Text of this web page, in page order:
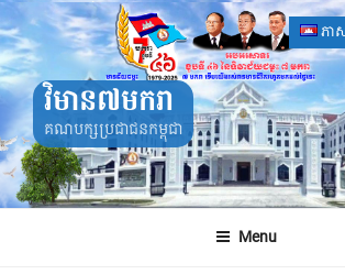
Skip
to
content
ភាស
វិមាន៧មករា
គណបក្សប្រជាជនកម្ពុជា
Menu